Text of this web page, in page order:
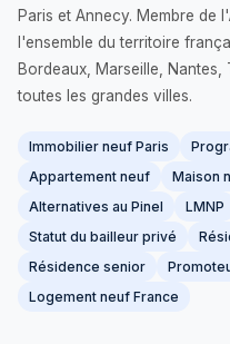
Paris et Annecy. Membre de l'
l'ensemble du territoire
Bordeaux, Marseille,
toutes les grandes villes.
Immobilier neuf Paris
Appartement neuf
Maison
Alternatives au Pinel
LMNP
Statut du bailleur privé
Résidence senior
Logement neuf France